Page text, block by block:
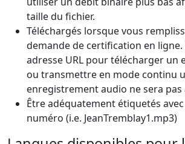
taille du fichier.
Téléchargés lorsque vous
demande de certification en
adresse URL pour télécharger un
ou transmettre en mode continu
enregistrement audio ne sera pas
Être adéquatement étiquetés
numéro (i.e. JeanTremblay1.mp3)